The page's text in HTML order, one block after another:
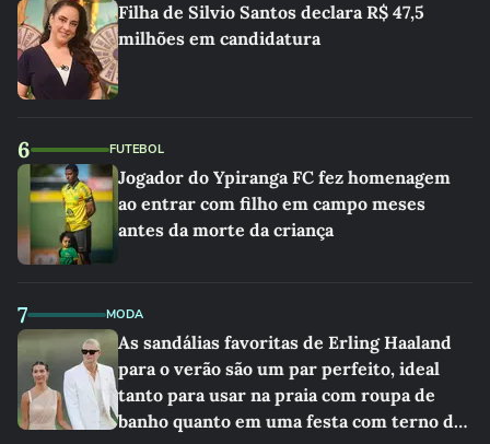
Filha de Silvio Santos declara R$ 47,5
milhões em candidatura
6 FUTEBOL
Jogador do Ypiranga FC fez homenagem
ao entrar com filho em campo meses
antes da morte da criança
7 MODA
As sandálias favoritas de Erling Haaland
para o verão são um par perfeito, ideal
tanto para usar na praia com roupa de
banho quanto em uma festa com terno de